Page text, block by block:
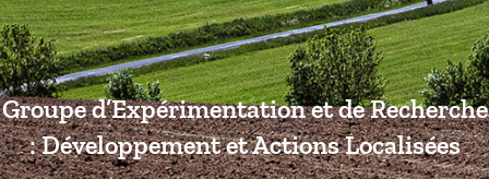
Groupe d’Expérimentation et de Recherche
: Développement et Actions Localisées